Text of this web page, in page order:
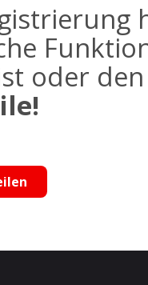
oder